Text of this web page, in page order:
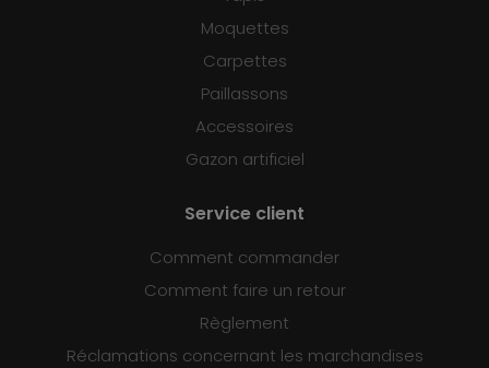
Moquettes
Carpettes
Paillassons
Accessoires
Gazon artificiel
Service client
Comment commander
Comment faire un retour
Règlement
Réclamations concernant les marchandises